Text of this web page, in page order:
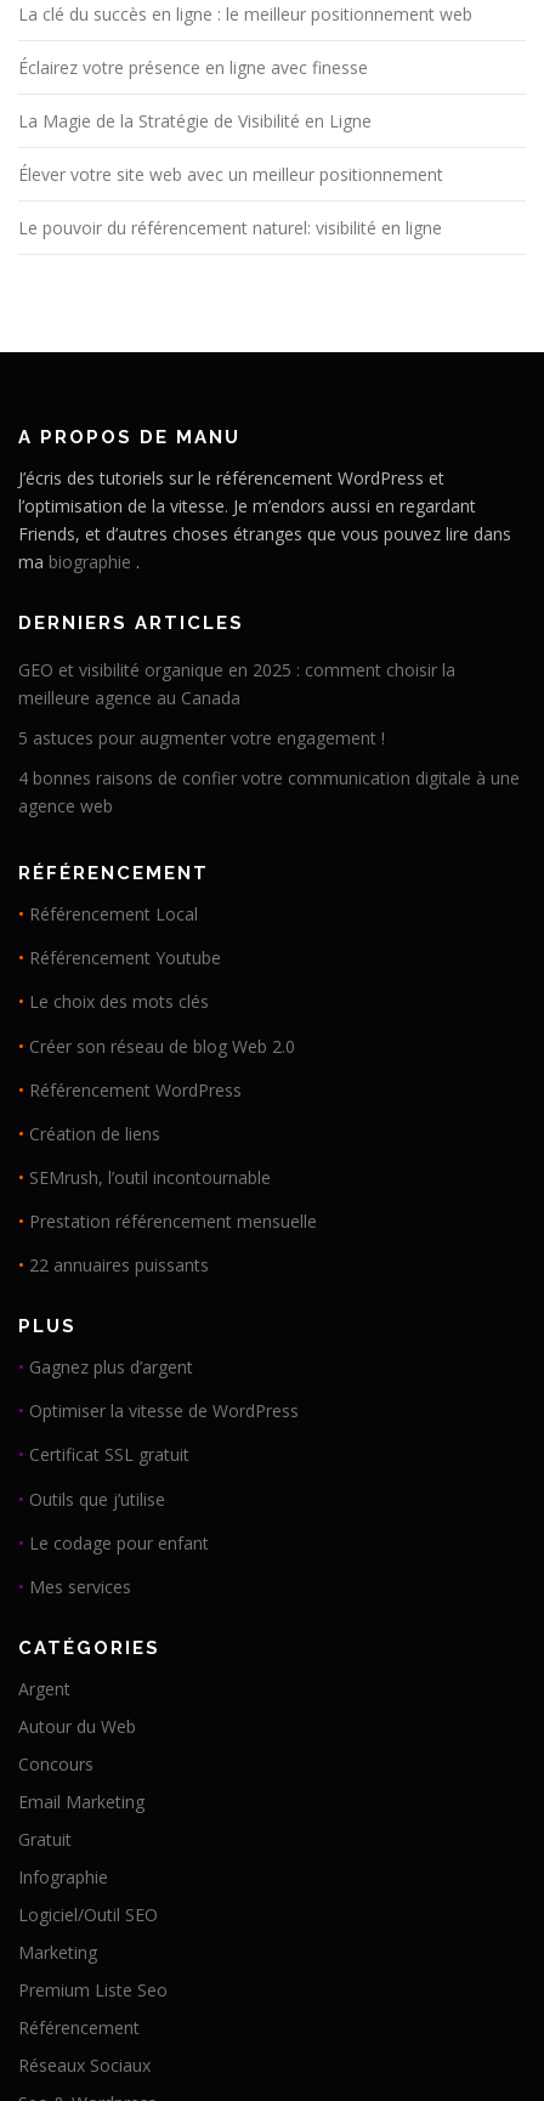
La clé du succès en ligne : le meilleur positionnement web
Éclairez votre présence en ligne avec finesse
La Magie de la Stratégie de Visibilité en Ligne
Élever votre site web avec un meilleur positionnement
Le pouvoir du référencement naturel: visibilité en ligne
A PROPOS DE MANU
J’écris des tutoriels sur le référencement WordPress et
l’optimisation de la vitesse. Je m’endors aussi en regardant
Friends, et d’autres choses étranges que vous pouvez lire dans
ma biographie .
DERNIERS ARTICLES
GEO et visibilité organique en 2025 : comment choisir la
meilleure agence au Canada
5 astuces pour augmenter votre engagement !
4 bonnes raisons de confier votre communication digitale à une
agence web
RÉFÉRENCEMENT
• Référencement Local
• Référencement Youtube
• Le choix des mots clés
• Créer son réseau de blog Web 2.0
• Référencement WordPress
• Création de liens
• SEMrush, l’outil incontournable
• Prestation référencement mensuelle
• 22 annuaires puissants
PLUS
• Gagnez plus d’argent
• Optimiser la vitesse de WordPress
• Certificat SSL gratuit
• Outils que j’utilise
• Le codage pour enfant
• Mes services
CATÉGORIES
Argent
Autour du Web
Concours
Email Marketing
Gratuit
Infographie
Logiciel/Outil SEO
Marketing
Premium Liste Seo
Référencement
Réseaux Sociaux